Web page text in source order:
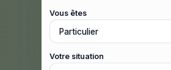
Vous êtes
Votre situation